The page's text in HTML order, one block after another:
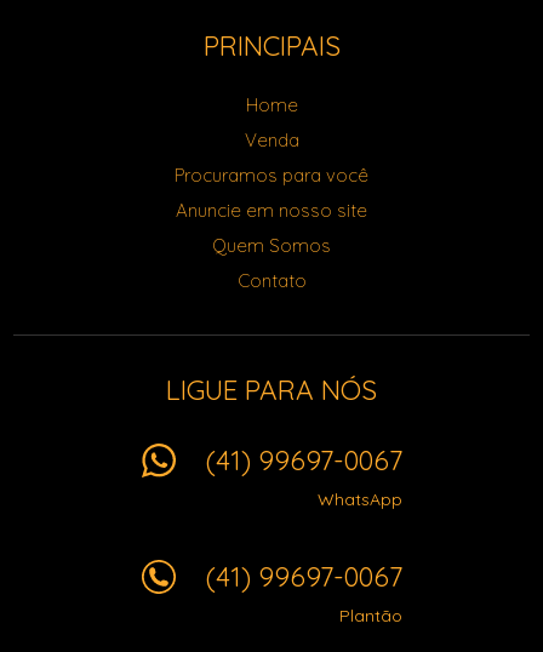
PRINCIPAIS
Home
Venda
Procuramos para você
Anuncie em nosso site
Quem Somos
Contato
LIGUE PARA NÓS
(41) 99697-0067
WhatsApp
(41) 99697-0067
Plantão